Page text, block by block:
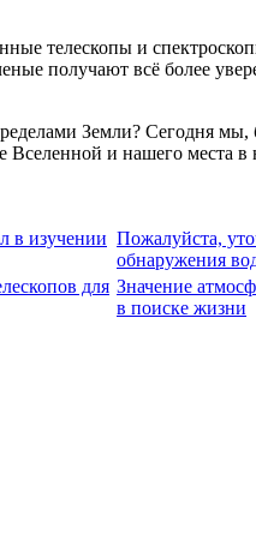
телескопы и
получают всё более
Земли? Сегодня мы,
и нашего места в
в изучении Пожалуйста,
обнаружения
для Значение
в поиске жизни